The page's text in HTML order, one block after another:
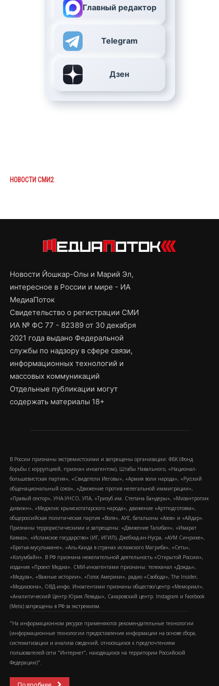
Главный редактор
Telegram
Дзен
НОВОСТИ СМИ2
Новости Йошкар-Олы и Марий Эл,
интересное в России и мире - ИА
МедиаПоток
Свидетельство о регистрации СМИ
ИА № ФС 77 - 82389 от 30 декабря
2021 года выдано Федеральной
службы по надзору в сфере связи,
информационных технологий и
массовых коммуникаций
Отдельные публикации могут
содержать материалы 18+
В России признаны экстремистскими и запрещены организации: ФБК (Фонд
борьбы с коррупцией, признан иноагентом), Штабы Навального, «Национал-
большевистская партия», «Свидетели Иеговы», «Армия воли народа», «Русский
общенациональный союз», «Движение против нелегальной иммиграции»,
«Правый сектор», УНА-УНСО, УПА, «Тризуб им. Степана Бандеры», «Мизантропик
дивижн», «Меджлис крымскотатарского народа», движение «Артподготовка»,
общероссийская политическая партия «Воля», АУЕ, батальоны «Азов» и «Айдар».
Признаны террористическими и запрещены: «Движение Талибан», «Имарат
Кавказ», «Исламское государство» (ИГ, ИГИЛ), Джебхад-ан-Нусра, «АУМ Синрике»,
«Братья-мусульмане», «Аль-Каида в странах исламского Магриба», «Сеть»,
«Колумбайн». В РФ признана нежелательной деятельность «Открытой России»,
издания «Проект Медиа». СМИ-иноагентами признаны: телеканал «Дождь»,
«Медуза», «Важные истории», «Голос Америки», радио «Свобода», The Insider,
«Медиазона», ОВД-инфо. Иноагентами признаны общество/центр «Мемориал»,
«Аналитический Центр Юрия Левады», Сахаровский центр. Instagram и Facebook
(Metа) запрещены в РФ за экстремизм.
"На информационном ресурсе применяются рекомендательные технологии
(информационные технологии предоставления информации на основе сбора,
систематизации и анализа сведений, относящихся к предпочтениям
пользователей сети "Интернет", находящихся на территории Российской
Федерации)".